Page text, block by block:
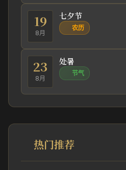
19
8月
七夕节
农历
23
8月
处暑
节气
热门推荐